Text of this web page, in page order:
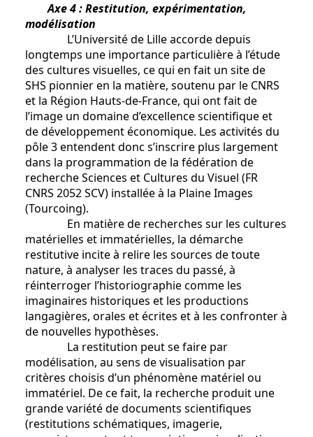
Axe 4 : Restitution, expérimentation,
modélisation
L’Université de Lille accorde depuis
longtemps une importance particulière à l’étude
des cultures visuelles, ce qui en fait un site de
SHS pionnier en la matière, soutenu par le CNRS
et la Région Hauts-de-France, qui ont fait de
l’image un domaine d’excellence scientifique et
de développement économique. Les activités du
pôle 3 entendent donc s’inscrire plus largement
dans la programmation de la fédération de
recherche Sciences et Cultures du Visuel (FR
CNRS 2052 SCV) installée à la Plaine Images
(Tourcoing).
En matière de recherches sur les cultures
matérielles et immatérielles, la démarche
restitutive incite à relire les sources de toute
nature, à analyser les traces du passé, à
réinterroger l’historiographie comme les
imaginaires historiques et les productions
langagières, orales et écrites et à les confronter à
de nouvelles hypothèses.
La restitution peut se faire par
modélisation, au sens de visualisation par
critères choisis d’un phénomène matériel ou
immatériel. De ce fait, la recherche produit une
grande variété de documents scientifiques
(restitutions schématiques, imagerie,